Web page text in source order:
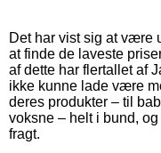
Det har vist sig at være
at finde de laveste
af dette har flertallet af
ikke kunne lade være
deres produkter – til
voksne – helt i bund,
fragt.